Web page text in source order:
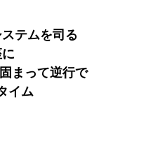
テムを司る
まって逆行で
イム